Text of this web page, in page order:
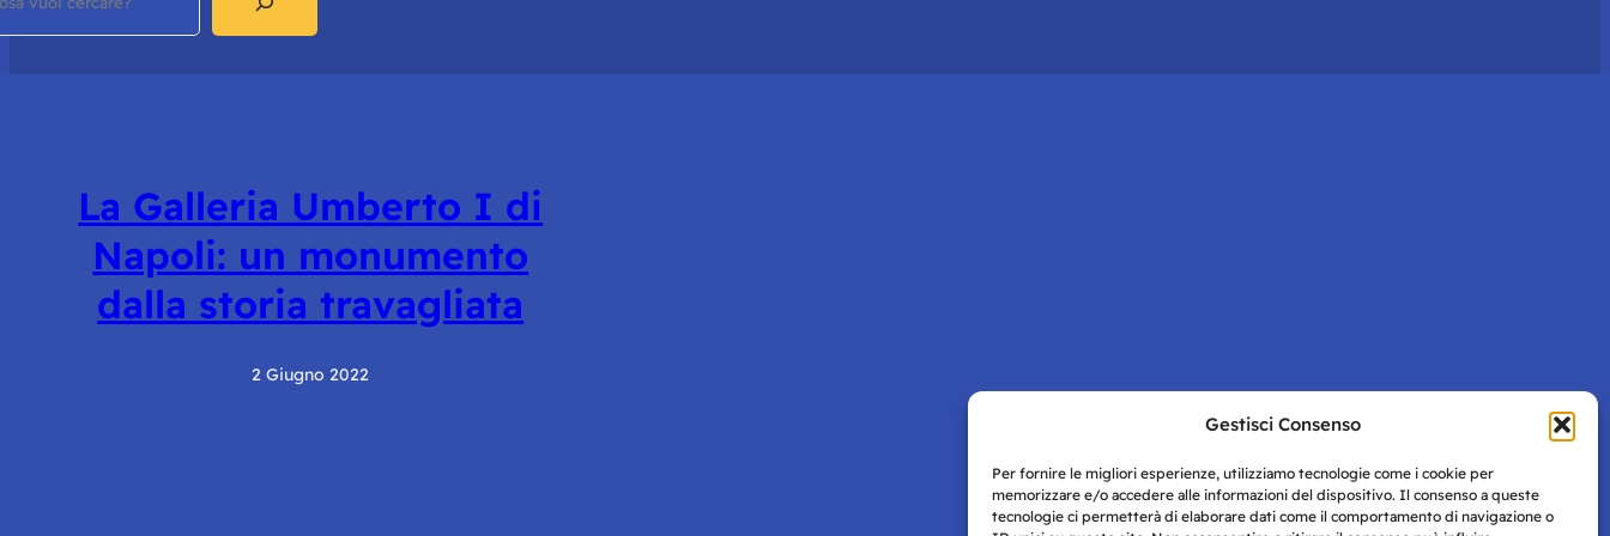
Gestisci Consenso
Per fornire le migliori esperienze, utilizziamo tecnologie come i cookie per
memorizzare e/o accedere alle informazioni del dispositivo. Il consenso a queste
tecnologie ci permetterà di elaborare dati come il comportamento di navigazione o
La Galleria Umberto I di
Napoli: un monumento
dalla storia travagliata
2 Giugno 2022